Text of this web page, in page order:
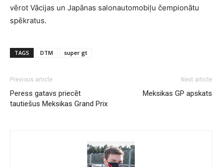
vērot Vācijas un Japānas salonautomobiļu čempionātu
spēkratus.
TAGS DTM super gt
Previous article
Peress gatavs priecēt
tautiešus Meksikas Grand Prix
Next article
Meksikas GP apskats